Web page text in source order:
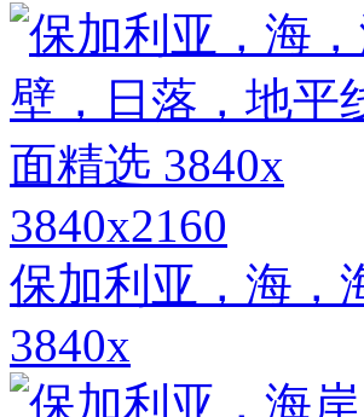
3840x2160
保加利亚，海，
3840x